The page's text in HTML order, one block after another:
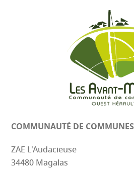
COMMUNAUTÉ DE COMMUNES
ZAE L'Audacieuse
34480 Magalas